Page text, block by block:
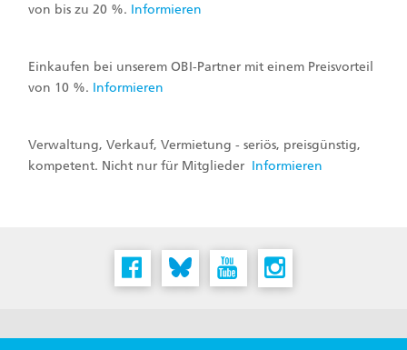
von bis zu 20 %. Informieren
Einkaufen bei unserem OBI-Partner mit einem Preisvorteil
von 10 %. Informieren
Verwaltung, Verkauf, Vermietung - seriös, preisgünstig,
kompetent. Nicht nur für Mitglieder Informieren